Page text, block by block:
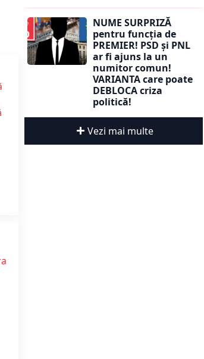
NUME SURPRIZĂ
pentru funcția de
PREMIER! PSD și PNL
ar fi ajuns la un
numitor comun!
VARIANTA care poate
DEBLOCA criza
politică!
Vezi mai multe